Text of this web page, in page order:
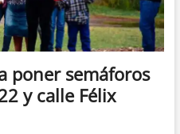
poner semáforos
y calle Félix